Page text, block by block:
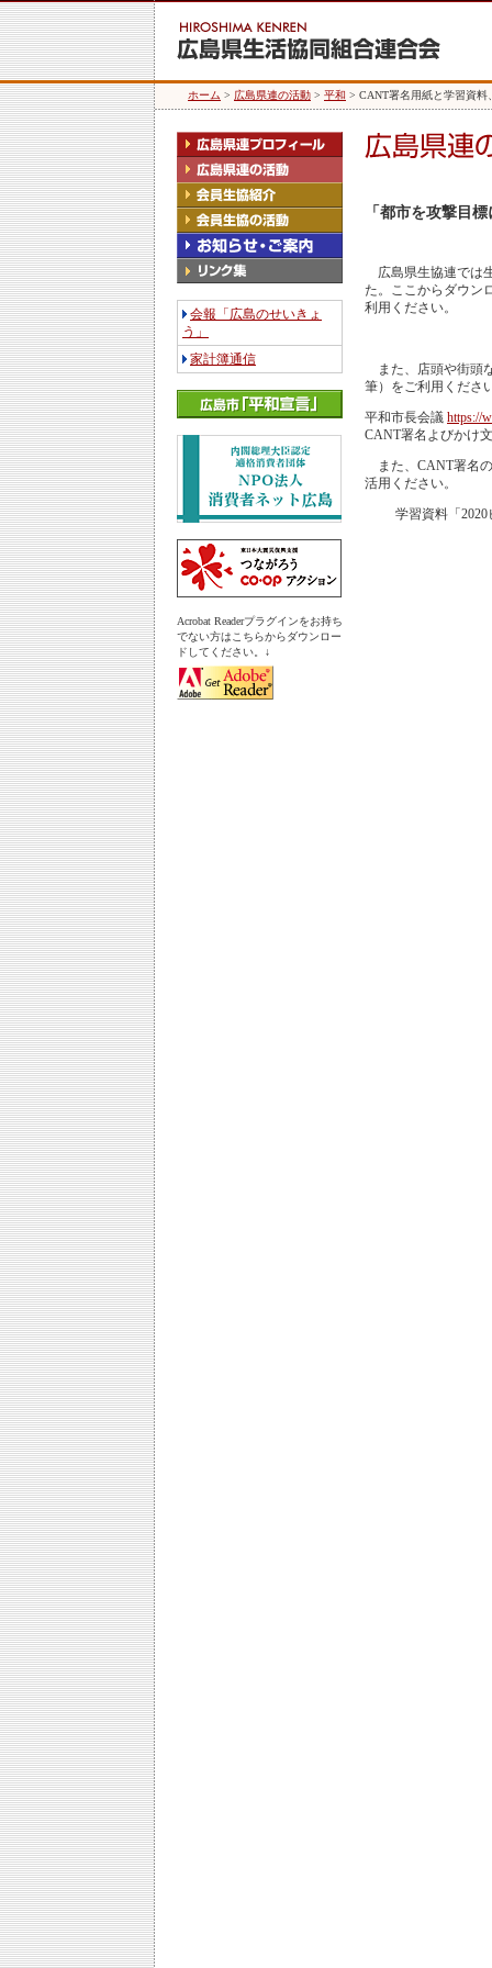
ホーム > 広島県連の活動 > 平和 > CANT署名用紙と学習資料
会報「広島のせいきょ
う」
家計簿通信
Acrobat Readerプラグインをお持ち
でない方はこちらからダウンロー
ドしてください。↓
「都市を攻撃目
広島県生協連では
た。ここからダウン
利用ください。
また、店頭や街頭
筆）をご利用くださ
平和市長会議 https://
CANT署名よびかけ
また、CANT署名
活用ください。
学習資料「2020